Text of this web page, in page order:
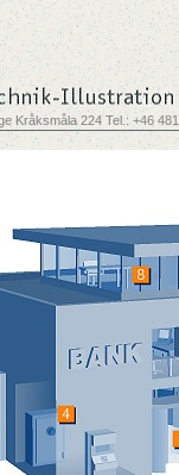
Kråksmåla 224 Tel.: +46